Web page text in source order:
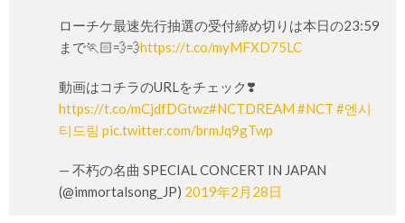
ローチケ最速先行抽選の受付締め切りは本日の23:59
まで🏃🏻💨💨https://t.co/myMFXD75LC
動画はコチラのURLをチェック❣️
https://t.co/mCjdfDGtwz#NCTDREAM #NCT #엔시
티드림 pic.twitter.com/brmJq9gTwp
— 不朽の名曲 SPECIAL CONCERT IN JAPAN
(@immortalsong_JP) 2019年2月28日